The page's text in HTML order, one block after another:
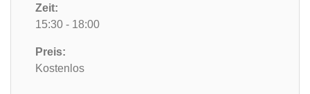
Zeit:
15:30 - 18:00
Preis:
Kostenlos